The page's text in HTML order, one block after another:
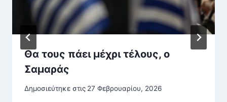
Θα τους πάει μέχρι τέλους, ο
Σαμαράς
Δημοσιεύτηκε στις 27 Φεβρουαρίου, 2026